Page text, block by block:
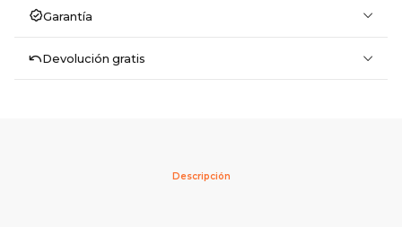
Garantía
Devolución gratis
Descripción